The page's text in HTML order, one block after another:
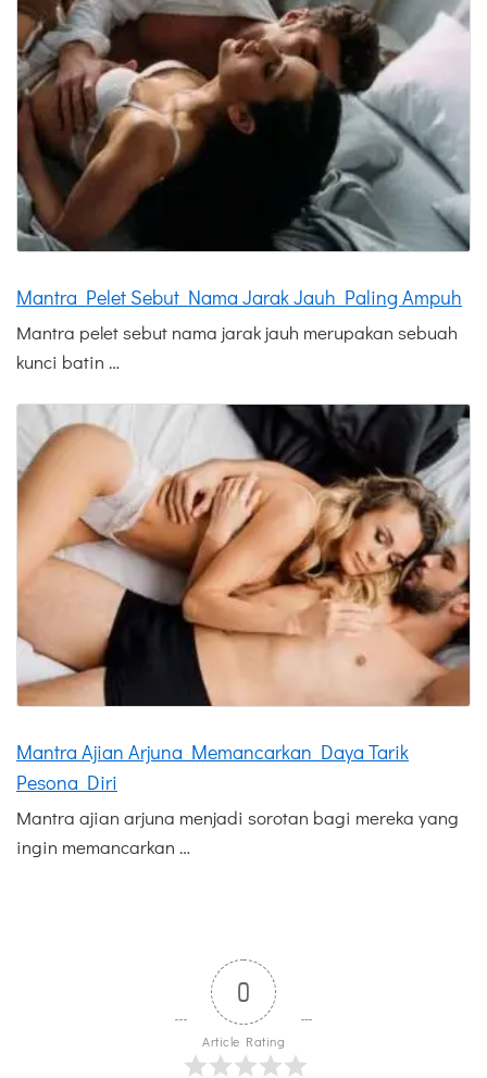
Mantra Pelet Sebut Nama Jarak Jauh Paling Ampuh
Mantra pelet sebut nama jarak jauh merupakan sebuah
kunci batin …
Mantra Ajian Arjuna Memancarkan Daya Tarik
Pesona Diri
Mantra ajian arjuna menjadi sorotan bagi mereka yang
ingin memancarkan …
0
Article Rating